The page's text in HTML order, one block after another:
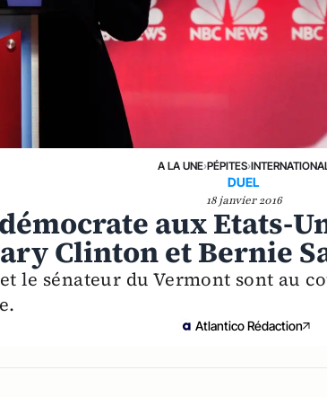
A LA UNE›PÉPITES›
DUEL
18 janvier 2016
aux Etats-
Clinton et Bernie
le sénateur du Vermont sont au
Atlantico Rédaction